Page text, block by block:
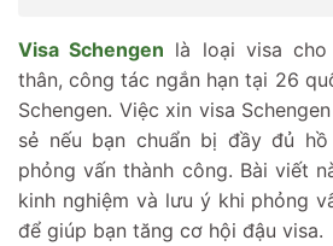
Visa Schengen là loại visa
thân, công tác ngắn hạn tại 26
Schengen. Việc xin visa
sẻ nếu bạn chuẩn bị đầy đủ
phỏng vấn thành công. Bài viết
kinh nghiệm và lưu ý khi phỏng
để giúp bạn tăng cơ hội đậu visa.